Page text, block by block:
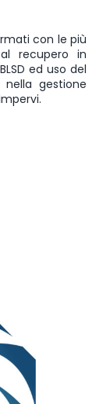
con le più
recupero in
ed uso del
nella gestione